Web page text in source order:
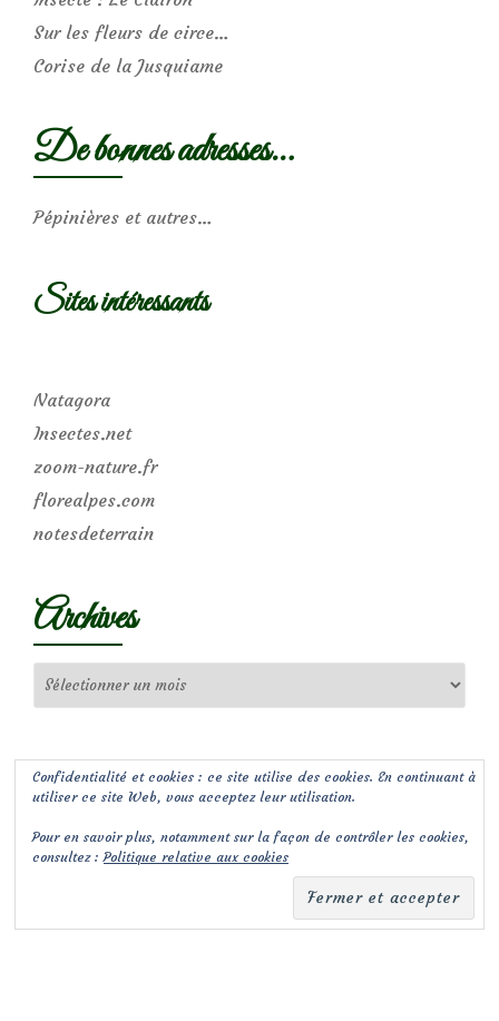
Sur les fleurs de circe…
Corise de la Jusquiame
De bonnes adresses…
Pépinières et autres…
Sites intéressants
Natagora
Insectes.net
zoom-nature.fr
florealpes.com
notesdeterrain
Archives
Confidentialité et cookies : ce site utilise des cookies. En continuant à
utiliser ce site Web, vous acceptez leur utilisation.
Pour en savoir plus, notamment sur la façon de contrôler les cookies,
consultez :Politique relative aux cookies